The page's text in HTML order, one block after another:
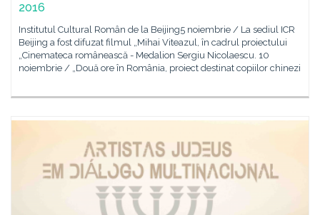
2016
Institutul Cultural Român de la Beijing5 noiembrie / La sediul ICR
Beijing a fost difuzat filmul „Mihai Viteazul, în cadrul proiectului
„Cinemateca românească - Medalion Sergiu Nicolaescu. 10
noiembrie / „Două ore în România, proiect destinat copiilor chinezi